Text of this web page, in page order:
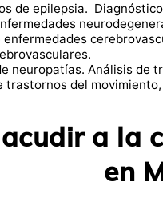
de epilepsia.
enfermedades
neuropatías. Análisis de
trastornos del
a la
en